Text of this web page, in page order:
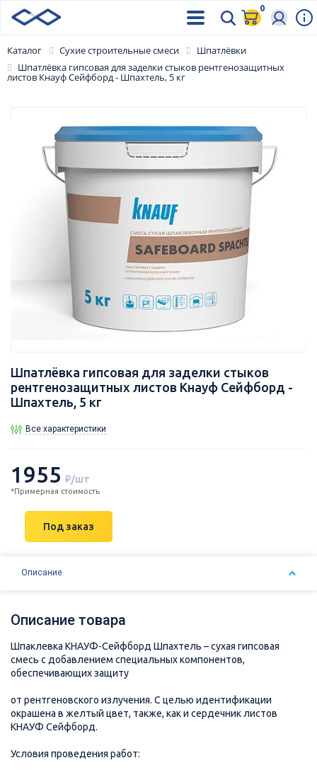
0
Каталог Сухие строительные смеси
Шпатлёвки
Шпатлёвка гипсовая для заделки стыков рентгенозащитных
листов Кнауф Сейфборд - Шпахтель, 5 кг
Шпатлёвка гипсовая для заделки стыков
рентгенозащитных листов Кнауф Сейфборд -
Шпахтель, 5 кг
Все характеристики
1955 ₽/шт
*Примерная стоимость
Под заказ
Описание
Описание товара
Шпаклевка КНАУФ-Сейфборд Шпахтель – сухая гипсовая
смесь с добавлением специальных компонентов,
обеспечивающих защиту
от рентгеновского излучения. С целью идентификации
окрашена в желтый цвет, также, как и сердечник листов
КНАУФ Сейфборд.
Условия проведения работ: